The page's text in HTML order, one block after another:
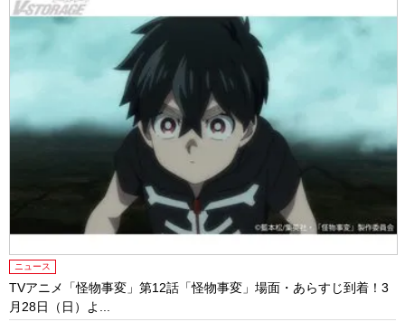
ニュース
TVアニメ「怪物事変」第12話「怪物事変」場面・あらすじ到着！3
月28日（日）よ...